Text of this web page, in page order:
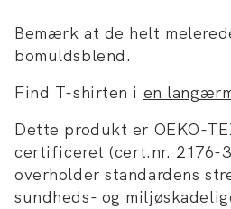
Bemærk at de helt
bomuldsblend.
Find T-shirten i en
Dette produkt er OEKO-
certificeret (cert.nr. 2176-
overholder standardens
sundheds- og